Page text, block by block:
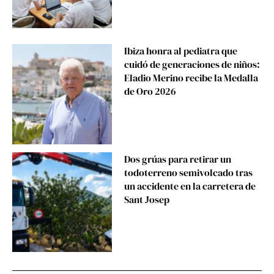
Ibiza honra al pediatra que
cuidó de generaciones de niños:
Eladio Merino recibe la Medalla
de Oro 2026
Dos grúas para retirar un
todoterreno semivolcado tras
un accidente en la carretera de
Sant Josep